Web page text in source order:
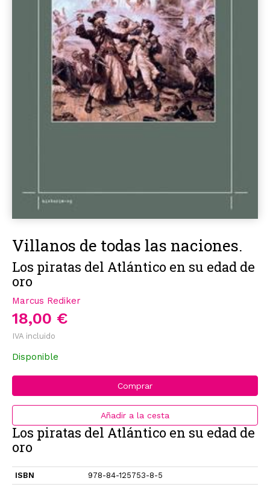
Villanos de todas las naciones.
Los piratas del Atlántico en su edad de
oro
Marcus Rediker
18,00 €
IVA incluido
Disponible
Comprar
Añadir a la cesta
Los piratas del Atlántico en su edad de
oro
ISBN
978-84-125753-8-5